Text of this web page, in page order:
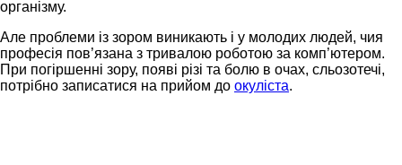
організму.
Але проблеми із зором виникають і у молодих людей, чия
професія пов’язана з тривалою роботою за комп’ютером.
При погіршенні зору, появі різі та болю в очах, сльозотечі,
потрібно записатися на прийом до окуліста.